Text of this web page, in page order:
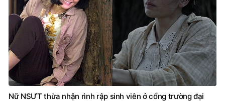
Nữ NSƯT thừa nhận rình rập sinh viên ở cổng trường đại